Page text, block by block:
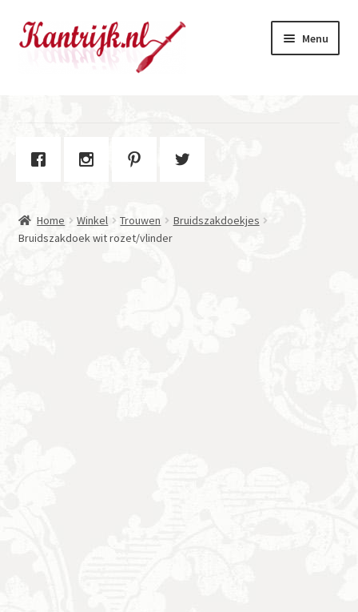
Ga
door
Ga
naar
Menu
Contact
Home Winkel Trouwen
Bruidszakdoekjes
Bruidszakdoek wit rozet/vlinder